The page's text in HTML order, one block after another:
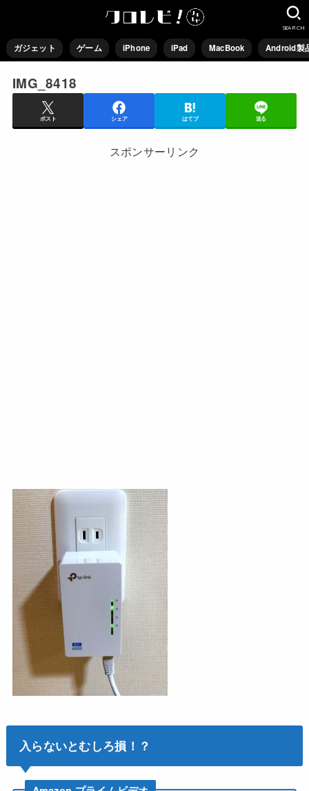
ガジェット ゲーム iPhone iPad MacBook Android製
SEARCH
IMG_8418
ポスト シェア はてブ 送る
スポンサーリンク
入らないとむしろ損！？